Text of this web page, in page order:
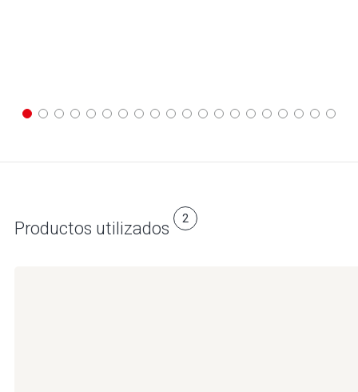
Productos utilizados 2